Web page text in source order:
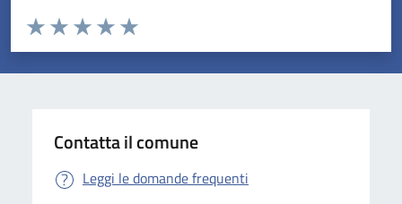
Valuta da 1 a 5 stelle la pagina
Valuta 5 stelle su 5
Valuta 4 stelle su 5
Valuta 3 stelle su 5
Valuta 2 stelle su 5
Valuta 1 stelle su 5
Contatta il comune
Leggi le domande frequenti